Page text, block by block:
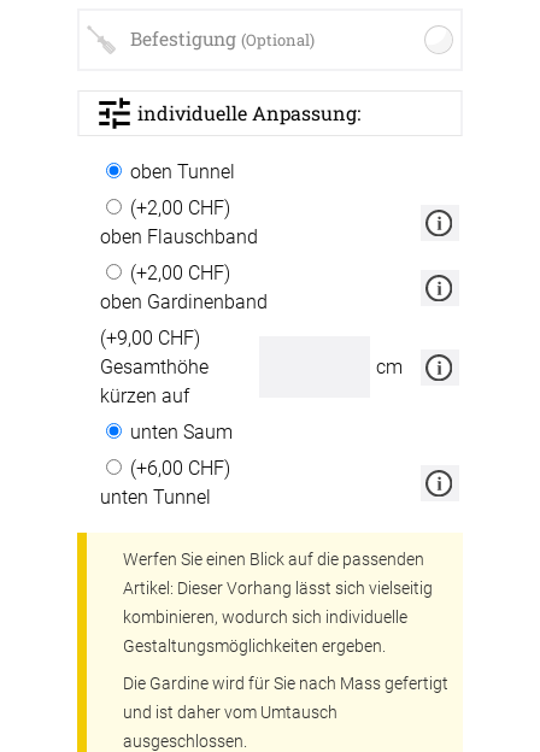
Befestigung (Optional)
individuelle Anpassung:
oben Tunnel
(+2,00 CHF)
oben Flauschband
(+2,00 CHF)
oben Gardinenband
(+9,00 CHF)
Gesamthöhe
kürzen auf
cm
unten Saum
(+6,00 CHF)
unten Tunnel
Werfen Sie einen Blick auf die passenden
Artikel: Dieser Vorhang lässt sich vielseitig
kombinieren, wodurch sich individuelle
Gestaltungsmöglichkeiten ergeben.
Die Gardine wird für Sie nach Mass gefertigt
und ist daher vom Umtausch
ausgeschlossen.